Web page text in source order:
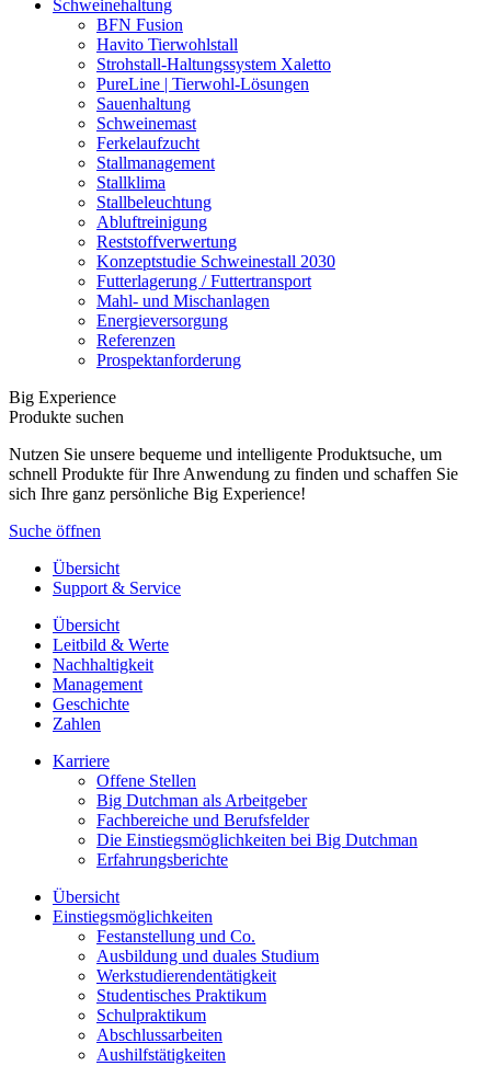
Schweinehaltung
BFN Fusion
Havito Tierwohlstall
Strohstall-Haltungssystem Xaletto
PureLine | Tierwohl-Lösungen
Sauenhaltung
Schweinemast
Ferkelaufzucht
Stallmanagement
Stallklima
Stallbeleuchtung
Abluftreinigung
Reststoffverwertung
Konzeptstudie Schweinestall 2030
Futterlagerung / Futtertransport
Mahl- und Mischanlagen
Energieversorgung
Referenzen
Prospektanforderung
Big Experience
Produkte suchen
Nutzen Sie unsere bequeme und intelligente Produktsuche, um
schnell Produkte für Ihre Anwendung zu finden und schaffen Sie
sich Ihre ganz persönliche Big Experience!
Suche öffnen
Übersicht
Support & Service
Übersicht
Leitbild & Werte
Nachhaltigkeit
Management
Geschichte
Zahlen
Karriere
Offene Stellen
Big Dutchman als Arbeitgeber
Fachbereiche und Berufsfelder
Die Einstiegsmöglichkeiten bei Big Dutchman
Erfahrungsberichte
Übersicht
Einstiegsmöglichkeiten
Festanstellung und Co.
Ausbildung und duales Studium
Werkstudierendentätigkeit
Studentisches Praktikum
Schulpraktikum
Abschlussarbeiten
Aushilfstätigkeiten